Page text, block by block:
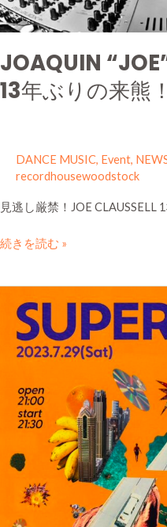
JOAQUIN
13年ぶりの来熊！
DANCE MUSIC, Event,
recordhousewoodstock
見逃し厳禁！JOE CLAUSSELL
続きを読む »
SUPER
GOOD
STYLE
2ON2
BATTLE&PARTY